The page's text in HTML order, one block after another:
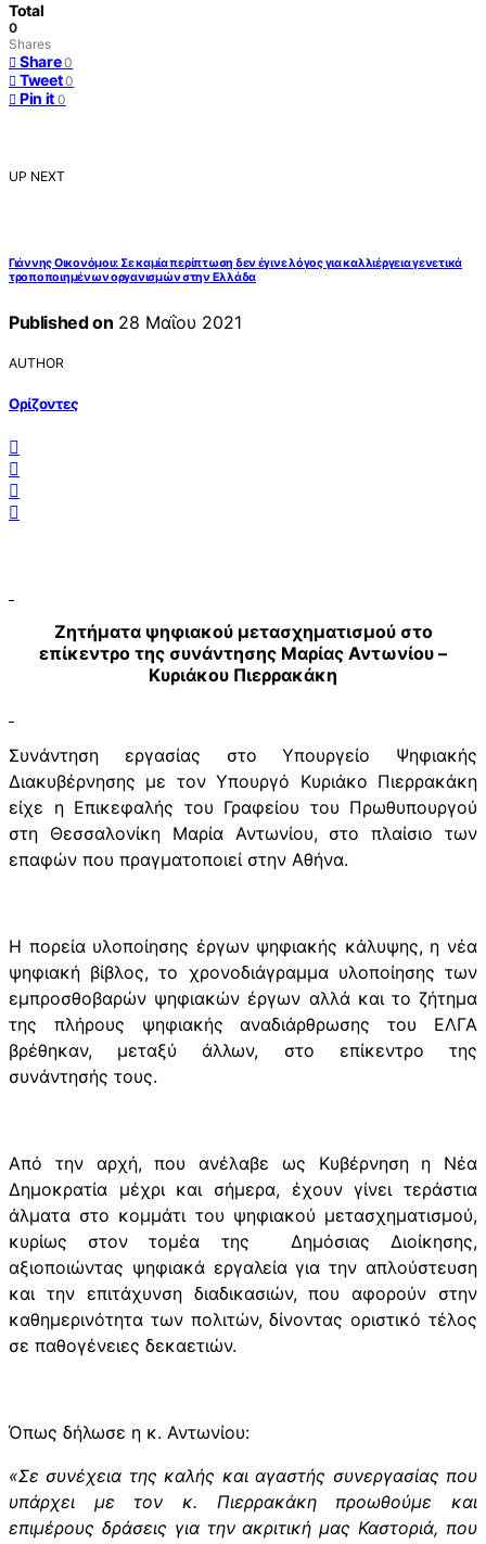
Total
0
Shares
Share 0
Tweet 0
Pin it 0
UP NEXT
Γιάννης Οικονόμου: Σε καμία περίπτωση δεν έγινε λόγος για καλλιέργεια γενετικά
τροποποιημένων οργανισμών στην Ελλάδα
Published on 28 Μαΐου 2021
AUTHOR
Ορίζοντες
Ζητήματα ψηφιακού μετασχηματισμού στο
επίκεντρο της συνάντησης Μαρίας Αντωνίου –
Κυριάκου Πιερρακάκη
Συνάντηση εργασίας στο Υπουργείο Ψηφιακής
Διακυβέρνησης με τον Υπουργό Κυριάκο Πιερρακάκη
είχε η Επικεφαλής του Γραφείου του Πρωθυπουργού
στη Θεσσαλονίκη Μαρία Αντωνίου, στο πλαίσιο των
επαφών που πραγματοποιεί στην Αθήνα.
Η πορεία υλοποίησης έργων ψηφιακής κάλυψης, η νέα
ψηφιακή βίβλος, το χρονοδιάγραμμα υλοποίησης των
εμπροσθοβαρών ψηφιακών έργων αλλά και το ζήτημα
της πλήρους ψηφιακής αναδιάρθρωσης του ΕΛΓΑ
βρέθηκαν, μεταξύ άλλων, στο επίκεντρο της
συνάντησής τους.
Από την αρχή, που ανέλαβε ως Κυβέρνηση η Νέα
Δημοκρατία μέχρι και σήμερα, έχουν γίνει τεράστια
άλματα στο κομμάτι του ψηφιακού μετασχηματισμού,
κυρίως στον τομέα της
Δημόσιας Διοίκησης,
αξιοποιώντας ψηφιακά εργαλεία για την απλούστευση
και την επιτάχυνση διαδικασιών, που αφορούν στην
καθημερινότητα των πολιτών, δίνοντας οριστικό τέλος
σε παθογένειες δεκαετιών.
Όπως δήλωσε η κ. Αντωνίου:
«Σε συνέχεια της καλής και αγαστής συνεργασίας που
υπάρχει με τον κ. Πιερρακάκη προωθούμε και
επιμέρους δράσεις για την ακριτική μας Καστοριά, που